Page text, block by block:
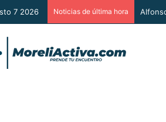
7 2026 Noticias de última hora